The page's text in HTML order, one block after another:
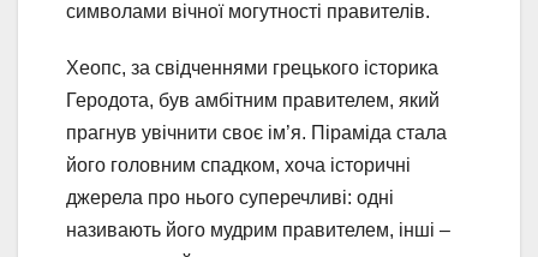
символами вічної могутності правителів.
Хеопс, за свідченнями грецького історика
Геродота, був амбітним правителем, який
прагнув увічнити своє ім’я. Піраміда стала
його головним спадком, хоча історичні
джерела про нього суперечливі: одні
називають його мудрим правителем, інші –